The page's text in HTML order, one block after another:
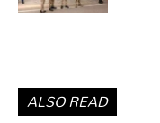
ALSO READ